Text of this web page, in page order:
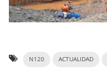
N120 ACTUALIDAD